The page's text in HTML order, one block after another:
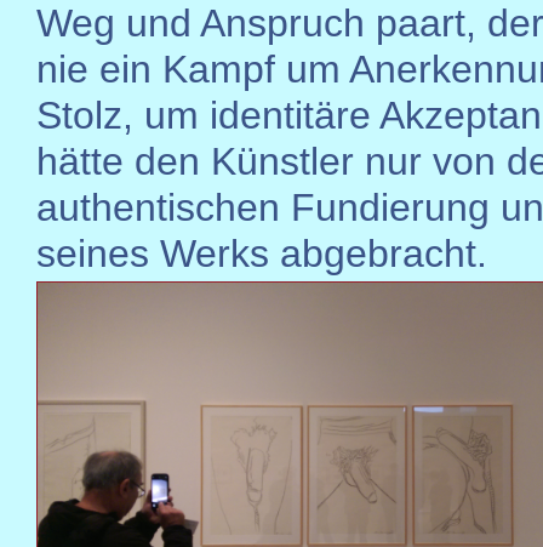
Weg und Anspruch paart,
nie ein Kampf um
Stolz, um identitäre
hätte den Künstler nur von
authentischen Fundierung
seines Werks abgebracht.